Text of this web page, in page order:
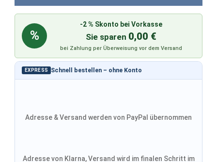
EXPRESS Schnell bestellen – ohne Konto
Adresse & Versand werden von PayPal übernommen
Adresse von Klarna, Versand wird im finalen Schritt im
%
-2 % Skonto bei Vorkasse
Sie sparen 0,00 €
bei Zahlung per Überweisung vor dem Versand